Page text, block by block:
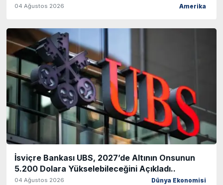
04 Ağustos 2026 Amerika
İsviçre Bankası UBS, 2027’de Altının Onsunun
5.200 Dolara Yükselebileceğini Açıkladı..
04 Ağustos 2026 Dünya Ekonomisi